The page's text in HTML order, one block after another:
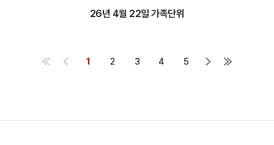
26년 4월 22일 가족단위
1 2 3 4 5